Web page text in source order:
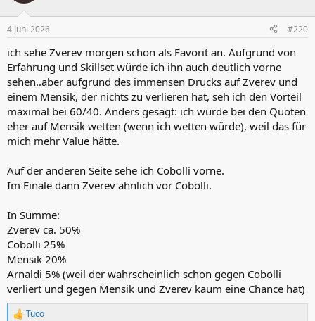
4 Juni 2026 #220
ich sehe Zverev morgen schon als Favorit an. Aufgrund von
Erfahrung und Skillset würde ich ihn auch deutlich vorne
sehen..aber aufgrund des immensen Drucks auf Zverev und
einem Mensik, der nichts zu verlieren hat, seh ich den Vorteil
maximal bei 60/40. Anders gesagt: ich würde bei den Quoten
eher auf Mensik wetten (wenn ich wetten würde), weil das für
mich mehr Value hätte.
Auf der anderen Seite sehe ich Cobolli vorne.
Im Finale dann Zverev ähnlich vor Cobolli.
In Summe:
Zverev ca. 50%
Cobolli 25%
Mensik 20%
Arnaldi 5% (weil der wahrscheinlich schon gegen Cobolli
verliert und gegen Mensik und Zverev kaum eine Chance hat)
R Tuco